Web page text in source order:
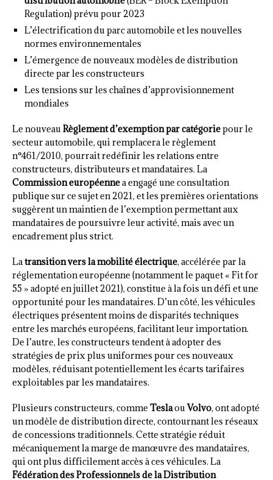
Regulation) prévu pour 2023
L’électrification du parc automobile et les nouvelles
normes environnementales
L’émergence de nouveaux modèles de distribution
directe par les constructeurs
Les tensions sur les chaînes d’approvisionnement
mondiales
Le nouveauRèglement d’exemption par catégoriepour le
secteur automobile, qui remplacera le règlement
n°461/2010, pourrait redéfinir les relations entre
constructeurs, distributeurs et mandataires. La
Commission européennea engagé une consultation
publique sur ce sujet en 2021, et les premières orientations
suggèrent un maintien de l’exemption permettant aux
mandataires de poursuivre leur activité, mais avec un
encadrement plus strict.
Latransition vers la mobilité électrique, accélérée par la
réglementation européenne (notamment le paquet « Fit for
55 » adopté en juillet 2021), constitue à la fois un défi et une
opportunité pour les mandataires. D’un côté, les véhicules
électriques présentent moins de disparités techniques
entre les marchés européens, facilitant leur importation.
De l’autre, les constructeurs tendent à adopter des
stratégies de prix plus uniformes pour ces nouveaux
modèles, réduisant potentiellement les écarts tarifaires
exploitables par les mandataires.
Plusieurs constructeurs, comme TeslaouVolvo, ont adopté
un modèle de distribution directe, contournant les réseaux
de concessions traditionnels. Cette stratégie réduit
mécaniquement la marge de manœuvre des mandataires,
qui ont plus difficilement accès à ces véhicules. La
Fédération des Professionnels de la Distribution